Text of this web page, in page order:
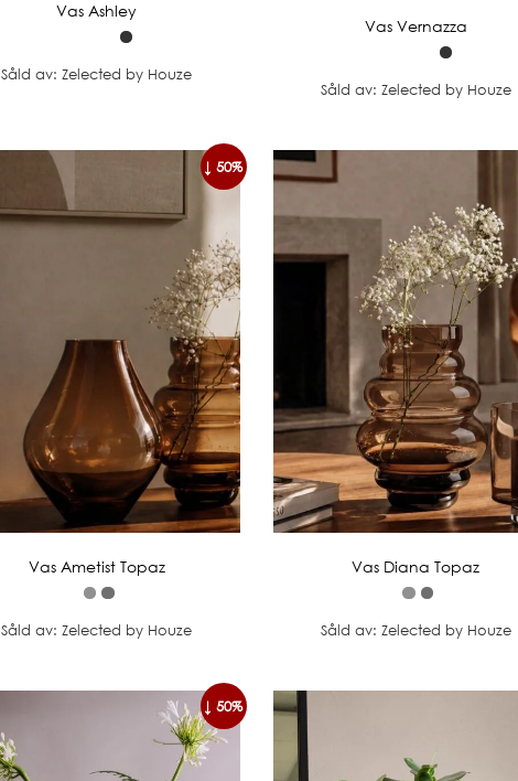
Vas Ashley
Såld av: Zelected by Houze
Vas Vernazza
Såld av: Zelected by Houze
↓ 50%
Vas Ametist Topaz
Såld av: Zelected by Houze
Vas Diana Topaz
Såld av: Zelected by Houze
↓ 50%